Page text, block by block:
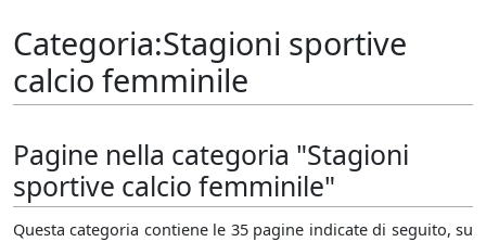
Categoria:Stagioni sportive
calcio femminile
Pagine nella categoria "Stagioni
sportive calcio femminile"
Questa categoria contiene le 35 pagine indicate di seguito, su